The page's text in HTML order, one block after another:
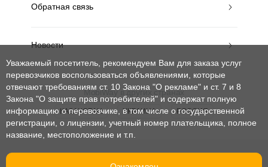
Обратная связь
Новости
MobiWay в других странах
КАЗАХСТАН УКРАИНА РОССИЯ
Уважаемый посетитель, рекомендуем Вам для заказа услуг
перевозчиков воспользоваться объявлениями, которые
отвечают требованиям ст. 10 Закона "О рекламе" и ст. 7 и 8
Закона "О защите прав потребителей" и содержат полную
информацию о перевозчике, в том числе о государственной
регистрации, о лицензии, учетный номер плательщика, полное
название, местоположение и т.п.